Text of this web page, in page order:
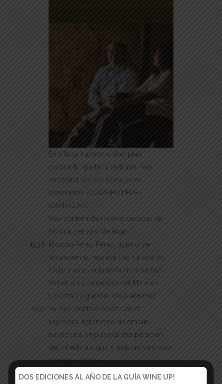
En Villota hacemos vino para
compartir, gustar y disfrutar. Para
encontrarnos en los mejores
momentos.» CARMEN PÉREZ
GARRIGUES
Nos contemplan nueve décadas de
historia del vino de Rioja
Ricardo Pérez Pérez, riojano de
ascendencia, regresa tras su vida en
Chile y se asienta en la finca de San
Rafael, en el meandro del Ebro en
Laserna (Laguardia, Rioja Alavesa).
Su hijo, Ricardo Pérez Calvet,
ingeniero agrónomo de amplia
trayectoria, impulsa la recuperación
del viñedo antiguo y elabora vino para
consumo propio.
Para aprovechar la uva de la finca,
DOS EDICIONES AL AÑO DE LA GUÍA WINE UP!